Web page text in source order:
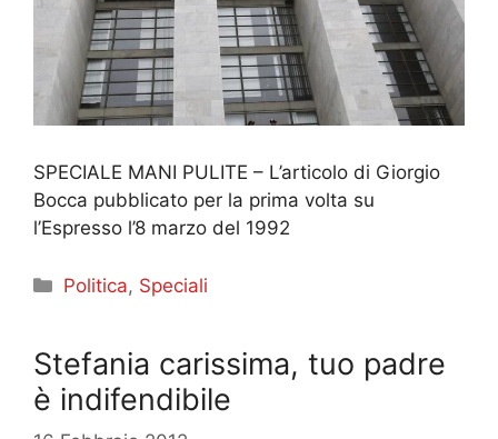
SPECIALE MANI PULITE – L’articolo di Giorgio
Bocca pubblicato per la prima volta su
l’Espresso l’8 marzo del 1992
Categorie
Politica, Speciali
Stefania carissima, tuo padre
è indifendibile